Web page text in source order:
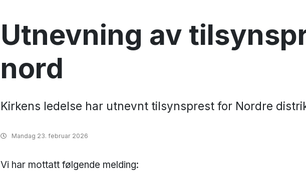
Utnevning av
nord
Kirkens ledelse har utnevnt tilsynsprest for Nordre
Mandag 23. februar 2026
Vi har mottatt følgende melding: